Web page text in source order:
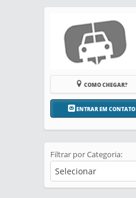
COMO CHEGAR?
ENTRAR EM CONTATO
Filtrar por Categoria:
Selecionar